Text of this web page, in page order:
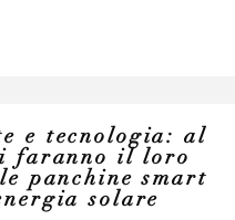
e tecnologia: al
faranno il loro
panchine smart
solare